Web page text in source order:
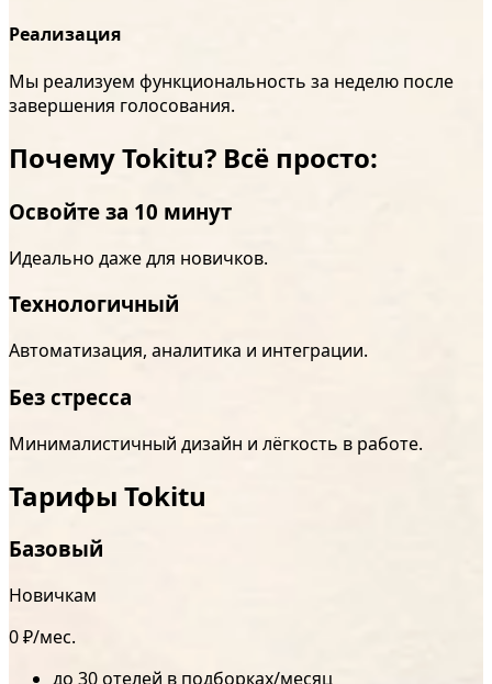
Реализация
Мы реализуем функциональность за неделю после
завершения голосования.
Почему Tokitu? Всё просто:
Освойте за 10 минут
Идеально даже для новичков.
Технологичный
Автоматизация, аналитика и интеграции.
Без стресса
Минималистичный дизайн и лёгкость в работе.
Тарифы Tokitu
Базовый
Новичкам
0 ₽/мес.
до 30 отелей в подборках/месяц